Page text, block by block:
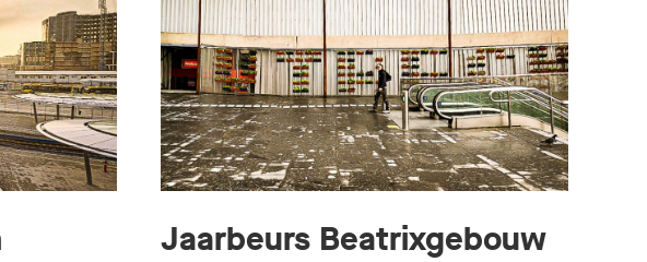
Jaarbeurs Beatrixgebouw